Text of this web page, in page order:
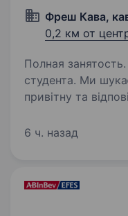
Фреш Кава,
0,2 км от
Полная
студента. Ми шукаємо в нашу команду
привітну та
та доброзичливість
6 ч. назад